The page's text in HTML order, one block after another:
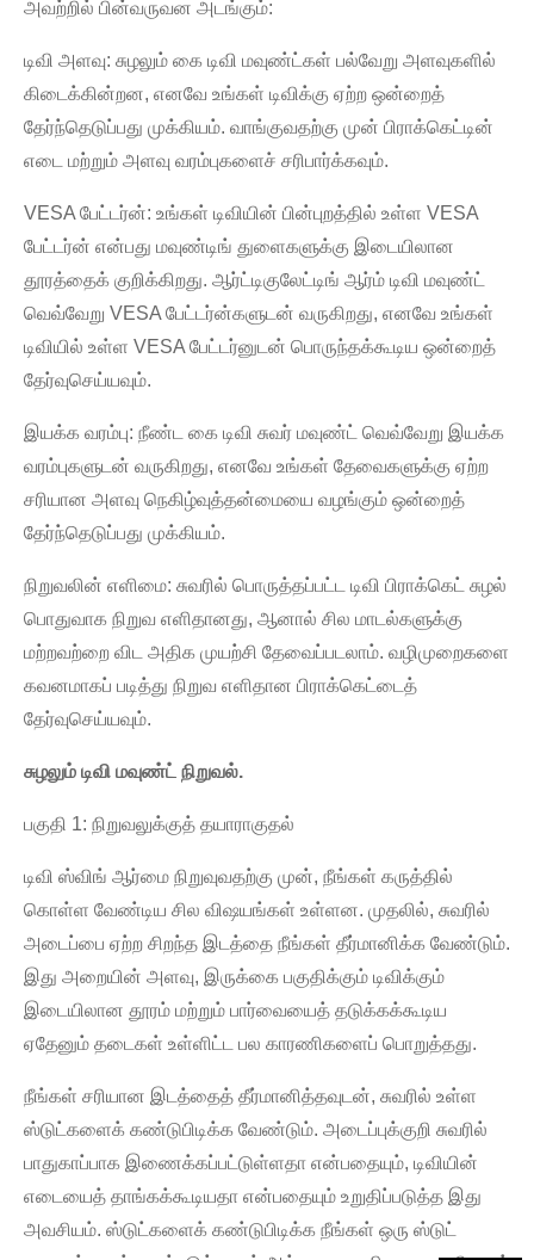
அவற்றில் பின்வருவன அடங்கும்:
டிவி அளவு: சுழலும் கை டிவி மவுண்ட்கள் பல்வேறு அளவுகளில்
கிடைக்கின்றன, எனவே உங்கள் டிவிக்கு ஏற்ற ஒன்றைத்
தேர்ந்தெடுப்பது முக்கியம். வாங்குவதற்கு முன் பிராக்கெட்டின்
எடை மற்றும் அளவு வரம்புகளைச் சரிபார்க்கவும்.
VESA பேட்டர்ன்: உங்கள் டிவியின் பின்புறத்தில் உள்ள VESA
பேட்டர்ன் என்பது மவுண்டிங் துளைகளுக்கு இடையிலான
தூரத்தைக் குறிக்கிறது. ஆர்ட்டிகுலேட்டிங் ஆர்ம் டிவி மவுண்ட்
வெவ்வேறு VESA பேட்டர்ன்களுடன் வருகிறது, எனவே உங்கள்
டிவியில் உள்ள VESA பேட்டர்னுடன் பொருந்தக்கூடிய ஒன்றைத்
தேர்வுசெய்யவும்.
இயக்க வரம்பு: நீண்ட கை டிவி சுவர் மவுண்ட் வெவ்வேறு இயக்க
வரம்புகளுடன் வருகிறது, எனவே உங்கள் தேவைகளுக்கு ஏற்ற
சரியான அளவு நெகிழ்வுத்தன்மையை வழங்கும் ஒன்றைத்
தேர்ந்தெடுப்பது முக்கியம்.
நிறுவலின் எளிமை: சுவரில் பொருத்தப்பட்ட டிவி பிராக்கெட் சுழல்
பொதுவாக நிறுவ எளிதானது, ஆனால் சில மாடல்களுக்கு
மற்றவற்றை விட அதிக முயற்சி தேவைப்படலாம். வழிமுறைகளை
கவனமாகப் படித்து நிறுவ எளிதான பிராக்கெட்டைத்
தேர்வுசெய்யவும்.
சுழலும் டிவி மவுண்ட் நிறுவல்.
பகுதி 1: நிறுவலுக்குத் தயாராகுதல்
டிவி ஸ்விங் ஆர்மை நிறுவுவதற்கு முன், நீங்கள் கருத்தில்
கொள்ள வேண்டிய சில விஷயங்கள் உள்ளன. முதலில், சுவரில்
அடைப்பை ஏற்ற சிறந்த இடத்தை நீங்கள் தீர்மானிக்க வேண்டும்.
இது அறையின் அளவு, இருக்கை பகுதிக்கும் டிவிக்கும்
இடையிலான தூரம் மற்றும் பார்வையைத் தடுக்கக்கூடிய
ஏதேனும் தடைகள் உள்ளிட்ட பல காரணிகளைப் பொறுத்தது.
நீங்கள் சரியான இடத்தைத் தீர்மானித்தவுடன், சுவரில் உள்ள
ஸ்டுட்களைக் கண்டுபிடிக்க வேண்டும். அடைப்புக்குறி சுவரில்
பாதுகாப்பாக இணைக்கப்பட்டுள்ளதா என்பதையும், டிவியின்
எடையைத் தாங்கக்கூடியதா என்பதையும் உறுதிப்படுத்த இது
அவசியம். ஸ்டுட்களைக் கண்டுபிடிக்க நீங்கள் ஒரு ஸ்டுட்
உங்கள் சொந்த அடையாளத்தைத் தேர்ந்தெடுங்கள்
நான்
CHARM இன்
வாடிக்கையாளர்
உங்கள் அடையாளத்தைச் சரிபார்க்கவும்
நீங்கள் CHARM இன் உண்மையான வாடிக்கையாளர்தானா என்பதை
உறுதிப்படுத்த, கீழே உங்கள் தற்போதைய பணி மின்னஞ்சல்
முகவரியை உள்ளிடவும்.
கோரிக்கையைச் சமர்ப்பிக்கவும்